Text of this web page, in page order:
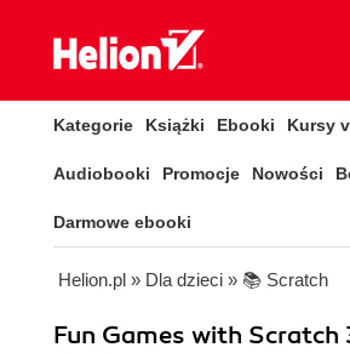
Kategorie Książki Ebooki Kursy
Audiobooki Promocje Nowości
Darmowe ebooki
Helion.pl » Dla dzieci » 📚 Scratch
Fun Games with Scratch